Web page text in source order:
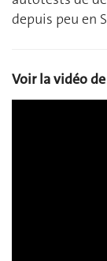
depuis peu en
Voir la vidéo